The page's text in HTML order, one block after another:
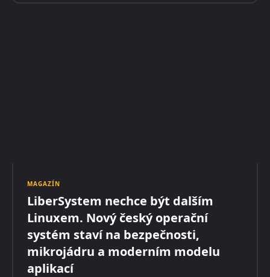
MAGAZÍN
LiberSystem nechce být dalším
Linuxem. Nový český operační
systém staví na bezpečnosti,
mikrojádru a moderním modelu
aplikací